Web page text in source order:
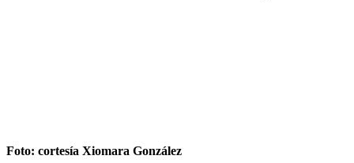
Foto: cortesía Xiomara González